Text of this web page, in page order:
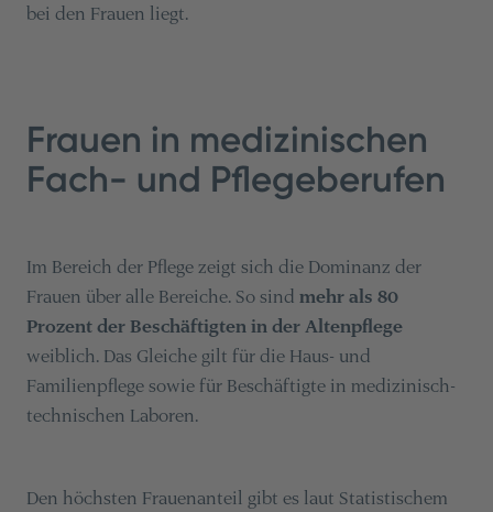
bei den Frauen liegt.
Frauen in medizinischen
Fach- und Pflegeberufen
Im Bereich der Pflege zeigt sich die Dominanz der
Frauen über alle Bereiche. So sind mehr als 80
Prozent der Beschäftigten in der Altenpflege
weiblich. Das Gleiche gilt für die Haus- und
Familienpflege sowie für Beschäftigte in medizinisch-
technischen Laboren.
Den höchsten Frauenanteil gibt es laut Statistischem